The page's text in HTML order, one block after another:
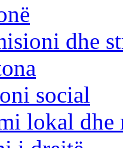
dhe
social
lokal dhe